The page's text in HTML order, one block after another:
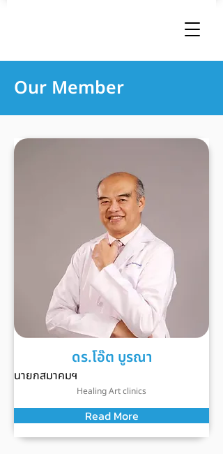
Our Member
ดร.โอ๊ต บูรณา
นายกสมาคมฯ
Healing Art clinics
Read More